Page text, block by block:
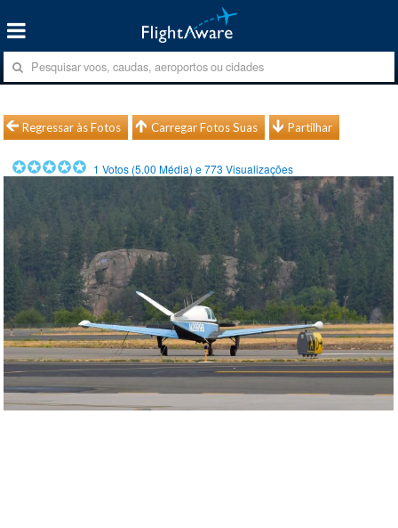
Regressar às Fotos Carregar Fotos Suas Partilhar
1 Votos (5.00 Média) e773 Visualizações